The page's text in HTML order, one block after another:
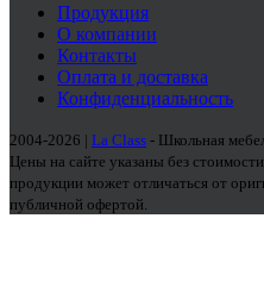
Продукция
О компании
Контакты
Оплата и доставка
Конфиденциальность
2004-2026 | La Class - Школьная
Цены на сайте указаны без
продукции может отличаться от
публичной офертой.